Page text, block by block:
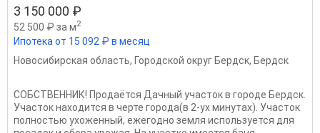
3 150 000 ₽
52 500 ₽ за м2
Ипотека от 15 092 ₽ в месяц
Новосибирская область, Городской округ Бердск, Бердск
СОБСТВЕННИК! Продаётся Дачный участок в городе Бердск.
Участок находится в черте города(в 2-ух минутах). Участок
полностью ухоженный, ежегодно земля используется для